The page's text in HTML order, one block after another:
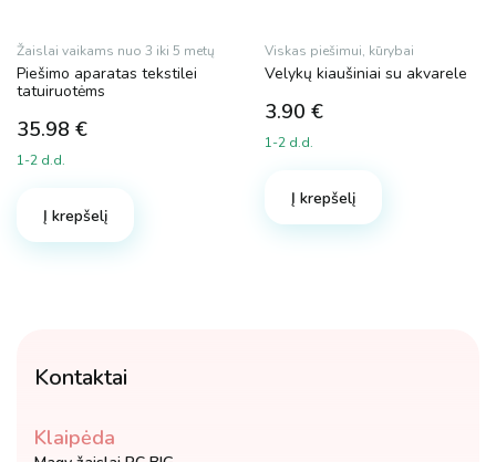
Žaislai vaikams nuo 3 iki 5 metų
Piešimo aparatas tekstilei
tatuiruotėms
35.98 €
1-2 d.d.
Į krepšelį
Viskas piešimui, kūrybai
Velykų kiaušiniai su akvarele
3.90 €
1-2 d.d.
Į krepšelį
Kontaktai
Klaipėda